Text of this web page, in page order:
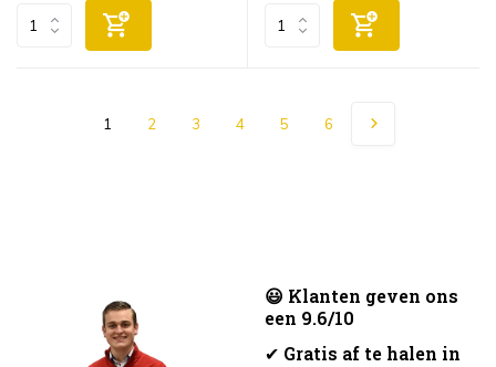
1 2 3 4 5 6
😃 Klanten geven ons
een 9.6/10
✔ Gratis af te halen in